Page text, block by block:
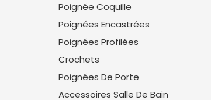
Poignée Coquille
Poignées Encastrées
Poignées Profilées
Crochets
Poignées De Porte
Accessoires Salle De Bain